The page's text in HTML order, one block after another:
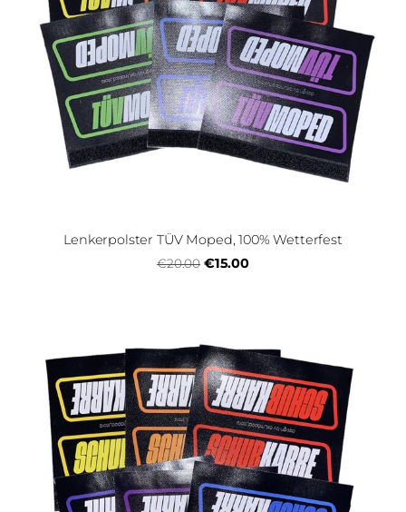
Lenkerpolster TÜV Moped, 100% Wetterfest
€20.00 €15.00